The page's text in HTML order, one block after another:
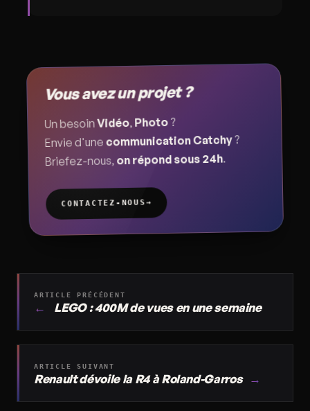
Vous avez un projet ?
Un besoinVidéo,Photo?
Envie d'unecommunication Catchy?
Briefez-nous,on répond sous 24h.
CONTACTEZ-NOUS→
ARTICLE PRÉCÉDENT
← LEGO : 400M de vues en une semaine
ARTICLE SUIVANT
Renault dévoile la R4 à Roland-Garros →